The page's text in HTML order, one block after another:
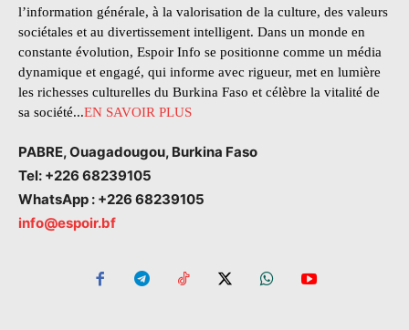
l’information générale, à la valorisation de la culture, des valeurs
sociétales et au divertissement intelligent. Dans un monde en
constante évolution, Espoir Info se positionne comme un média
dynamique et engagé, qui informe avec rigueur, met en lumière
les richesses culturelles du Burkina Faso et célèbre la vitalité de
sa société...EN SAVOIR PLUS
PABRE, Ouagadougou, Burkina Faso
Tel: +226 68239105
WhatsApp : +226 68239105
info@espoir.bf